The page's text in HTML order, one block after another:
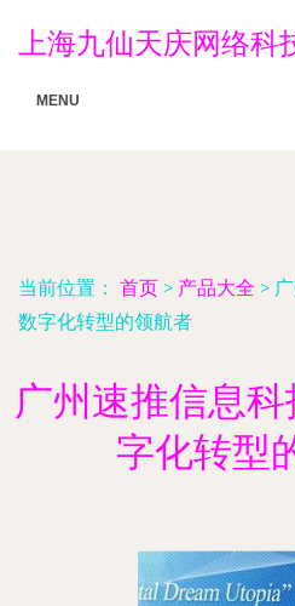
上海九仙天庆网络科
MENU
当前位置： 首页 > 产品大全 >
数字化转型的领航者
广州速推信息
字化转型